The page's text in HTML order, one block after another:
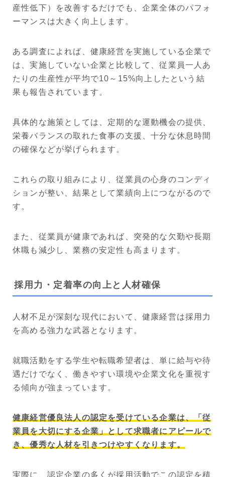
産性低下）を改善するだけでも、企業全体のパフォ
ーマンスは大きく向上します。
ある調査によれば、健康経営を実施している企業で
は、実施していない企業と比較して、従業員一人あ
たりの生産性が平均で10～15%向上したという結
果も報告されています。
具体的な施策としては、定期的な運動機会の提供、
栄養バランスの取れた食事の支援、十分な休息時間
の確保などが挙げられます。
これらの取り組みにより、従業員の心身のコンディ
ションが整い、結果として業績向上につながるので
す。
また、従業員が健康であれば、突発的な欠勤や長期
休職も減少し、業務の安定性も高まります。
採用力・定着率の向上と人材確保
人材不足が深刻な現代において、健康経営は採用力
を高める強力な武器となります。
就職活動をする学生や転職希望者は、単に給与や待
遇だけでなく、働きやすい環境や企業文化を重視す
る傾向が強まっています。
健康経営優良法人の認定を受けている企業は、「従
業員を大切にする企業」として求職者にアピールで
き、優秀な人材を引きつけやすくなります。
実際に、認定企業の多くが採用活動でこの認定を積